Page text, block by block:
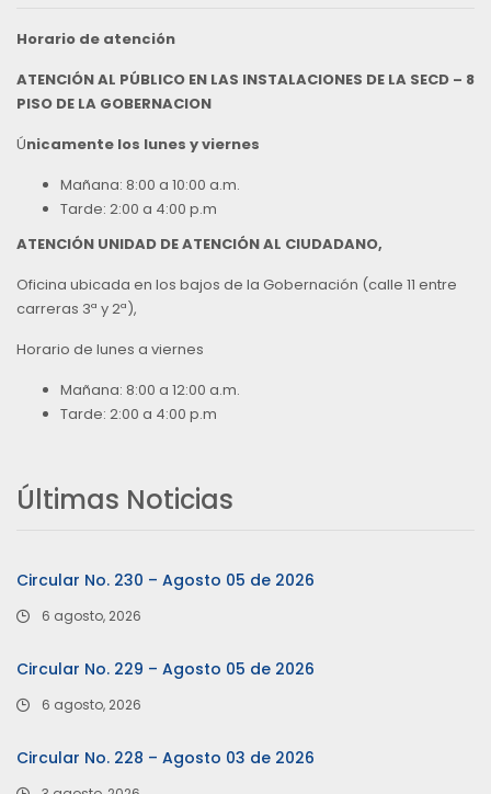
Horario de atención
ATENCIÓN AL PÚBLICO EN LAS INSTALACIONES DE LA SECD – 8
PISO DE LA GOBERNACION
Únicamente los lunes y viernes
Mañana: 8:00 a 10:00 a.m.
Tarde: 2:00 a 4:00 p.m
ATENCIÓN UNIDAD DE ATENCIÓN AL CIUDADANO,
Oficina ubicada en los bajos de la Gobernación (calle 11 entre
carreras 3ª y 2ª),
Horario de lunes a viernes
Mañana: 8:00 a 12:00 a.m.
Tarde: 2:00 a 4:00 p.m
Últimas Noticias
Circular No. 230 – Agosto 05 de 2026
6 agosto, 2026
Circular No. 229 – Agosto 05 de 2026
6 agosto, 2026
Circular No. 228 – Agosto 03 de 2026